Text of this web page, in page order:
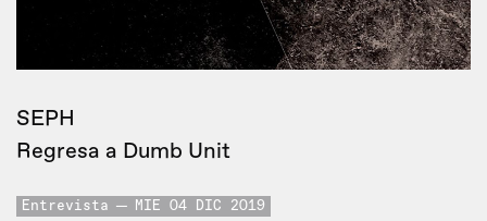
SEPH
Regresa a Dumb Unit
Entrevista MIE 04 DIC 2019